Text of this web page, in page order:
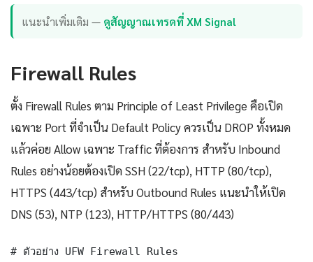
แนะนำเพิ่มเติม — ดูสัญญาณเทรดที่ XM Signal
Firewall Rules
ตั้ง Firewall Rules ตาม Principle of Least Privilege คือเปิด
เฉพาะ Port ที่จำเป็น Default Policy ควรเป็น DROP ทั้งหมด
แล้วค่อย Allow เฉพาะ Traffic ที่ต้องการ สำหรับ Inbound
Rules อย่างน้อยต้องเปิด SSH (22/tcp), HTTP (80/tcp),
HTTPS (443/tcp) สำหรับ Outbound Rules แนะนำให้เปิด
DNS (53), NTP (123), HTTP/HTTPS (80/443)
# ตัวอย่าง UFW Firewall Rules